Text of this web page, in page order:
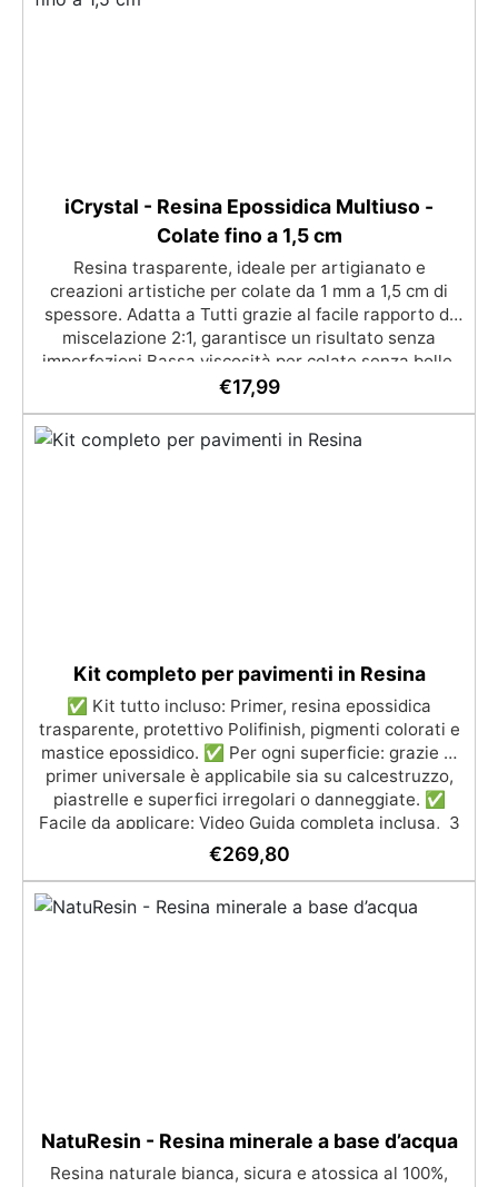
iCrystal - Resina Epossidica Multiuso -
Colate fino a 1,5 cm
Resina trasparente, ideale per artigianato e
creazioni artistiche per colate da 1 mm a 1,5 cm di
spessore. Adatta a Tutti grazie al facile rapporto di
miscelazione 2:1, garantisce un risultato senza
imperfezioni Bassa viscosità per colate senza bolle,
compatibile con legno, silicone, vetro, metallo e altri
per il contatto con la pelle, Bpa Free e senza Solventi
(Voc Free) Superficie lucida, autolivellante e con filtri
€17,99
Kit completo per pavimenti in Resina
✅ Kit tutto incluso: Primer, resina epossidica
trasparente, protettivo Polifinish, pigmenti colorati e
mastice epossidico. ✅ Per ogni superficie: grazie al
primer universale è applicabile sia su calcestruzzo,
piastrelle e superfici irregolari o danneggiate. ✅
Facile da applicare: Video Guida completa inclusa, 3
semplici passaggi, dalla preparazione della superficie
alla finitura protettiva antigraffio. ✅ Risultati
professionali: Sistema autolivellante, resistente ai
raggi UV, duraturo e con finitura lucida o satinata. ✅
€269,80
NatuResin - Resina minerale a base d’acqua
Resina naturale bianca, sicura e atossica al 100%,